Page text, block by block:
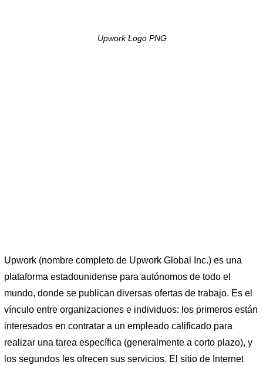
Upwork Logo PNG
Upwork (nombre completo de Upwork Global Inc.) es una
plataforma estadounidense para autónomos de todo el
mundo, donde se publican diversas ofertas de trabajo. Es el
vínculo entre organizaciones e individuos: los primeros están
interesados ​​en contratar a un empleado calificado para
realizar una tarea específica (generalmente a corto plazo), y
los segundos les ofrecen sus servicios. El sitio de Internet